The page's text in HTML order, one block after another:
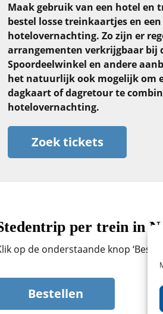
Maak gebruik van een hotel en
bestel losse treinkaartjes en een
hotelovernachting. Zo zijn er
arrangementen verkrijgbaar bij
Spoordeelwinkel en andere
het natuurlijk ook mogelijk om
dagkaart of dagretour te
hotelovernachting.
Zoek tickets
per trein in
op de onderstaande knop
Bestellen